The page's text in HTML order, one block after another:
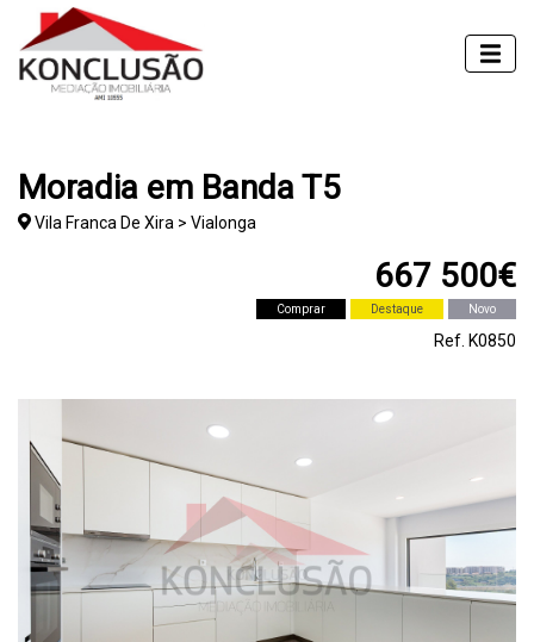
Moradia em Banda T5
Vila Franca De Xira > Vialonga
667 500€
Comprar Destaque Novo
Ref. K0850